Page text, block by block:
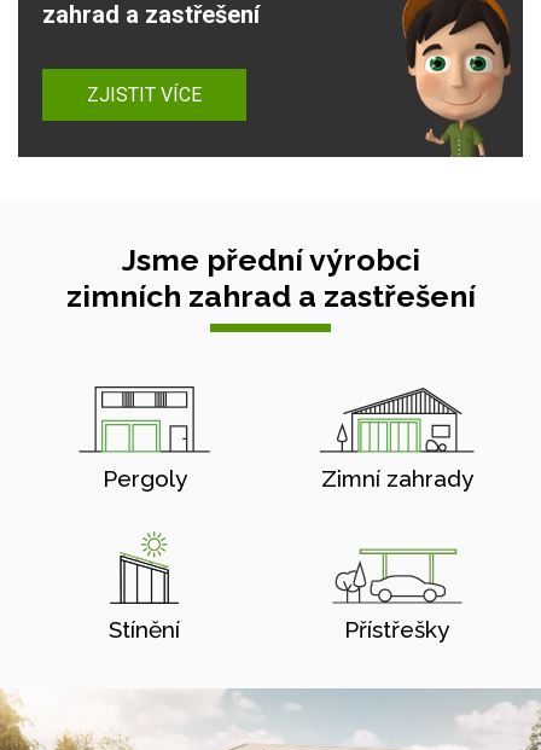
zahrad a zastřešení
ZJISTIT VÍCE
Jsme přední výrobci
zimních zahrad a zastřešení
Pergoly Zimní zahrady
Stínění Přístřešky